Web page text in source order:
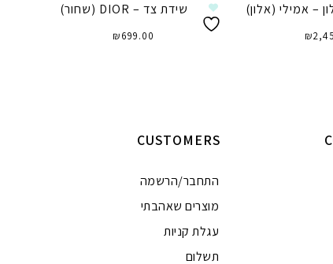
– אמילי (אלון)
₪
שידת צד – DIOR (שחור)
₪699.00
CUSTOMERS
התחבר/הרשמה
מוצרים שאהבתי
עגלת קניות
תשלום